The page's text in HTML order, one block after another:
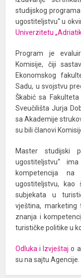
studijskog
ugostiteljstvu“ u
Univerzitetu
Program je
Komisije, čiji
Ekonomskog
Sadu, u svojstvu
Škabić sa
Sveučilišta Jurja
sa Akademije
su bili članovi
Master studijski
ugostiteljstvu“
kompetencija
ugostiteljstvu, kao
subjekata u
vještina, marketing
znanja i
turističke politike u
Odluka iIzvještaj o
su na sajtu Agencije.